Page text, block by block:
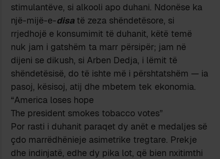
stimulantëve, si alkooli apo duhani. Ndonëse ka
një-mijë-e-disatë zeza shëndetësore, si
rrjedhojë e konsumimit të duhanit, këtë temë
nuk jam i gatshëm ta marr përsipër; jam në
dijeni se dikush, si Arben Dedja, i lëmit të
shëndetësisë, do të ishte më i përshtatshëm — ia
pasoj, kësisoj, atij dhe mbetem tek ekonomia.
“America loses hope
The president smokes tobacco votes”
Por rasti i duhanit paraqet dy anët e medaljes së
çdo marrëdhënieje asimetrike tregtare. Prekje
dhe indinjatë, edhe dy pika lot, që bien nxitimthi